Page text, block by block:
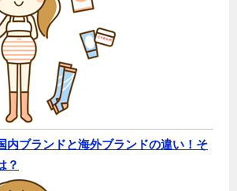
内ブランドと海外ブランドの違い！そ
？